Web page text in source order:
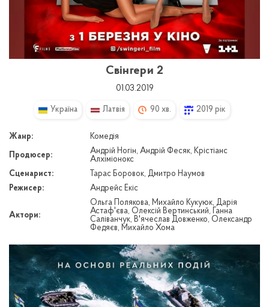
Свінгери 2
01.03.2019
Україна Латвія 90 хв. 2019 рік
Жанр: Комедія
Продюсер:
Андрій Ногін, Андрій Фесяк, Крістіанс
Алхіміонокс
Сценарист:
Тарас Боровок, Дмитро Наумов
Режисер:
Андрейс Екіс
Актори:
Ольга Полякова, Михайло Кукуюк, Дарія
Астаф'єва, Олексій Вертинський, Ганна
Саліванчук, В'ячеслав Довженко, Олександр
Федяєв, Михайло Хома